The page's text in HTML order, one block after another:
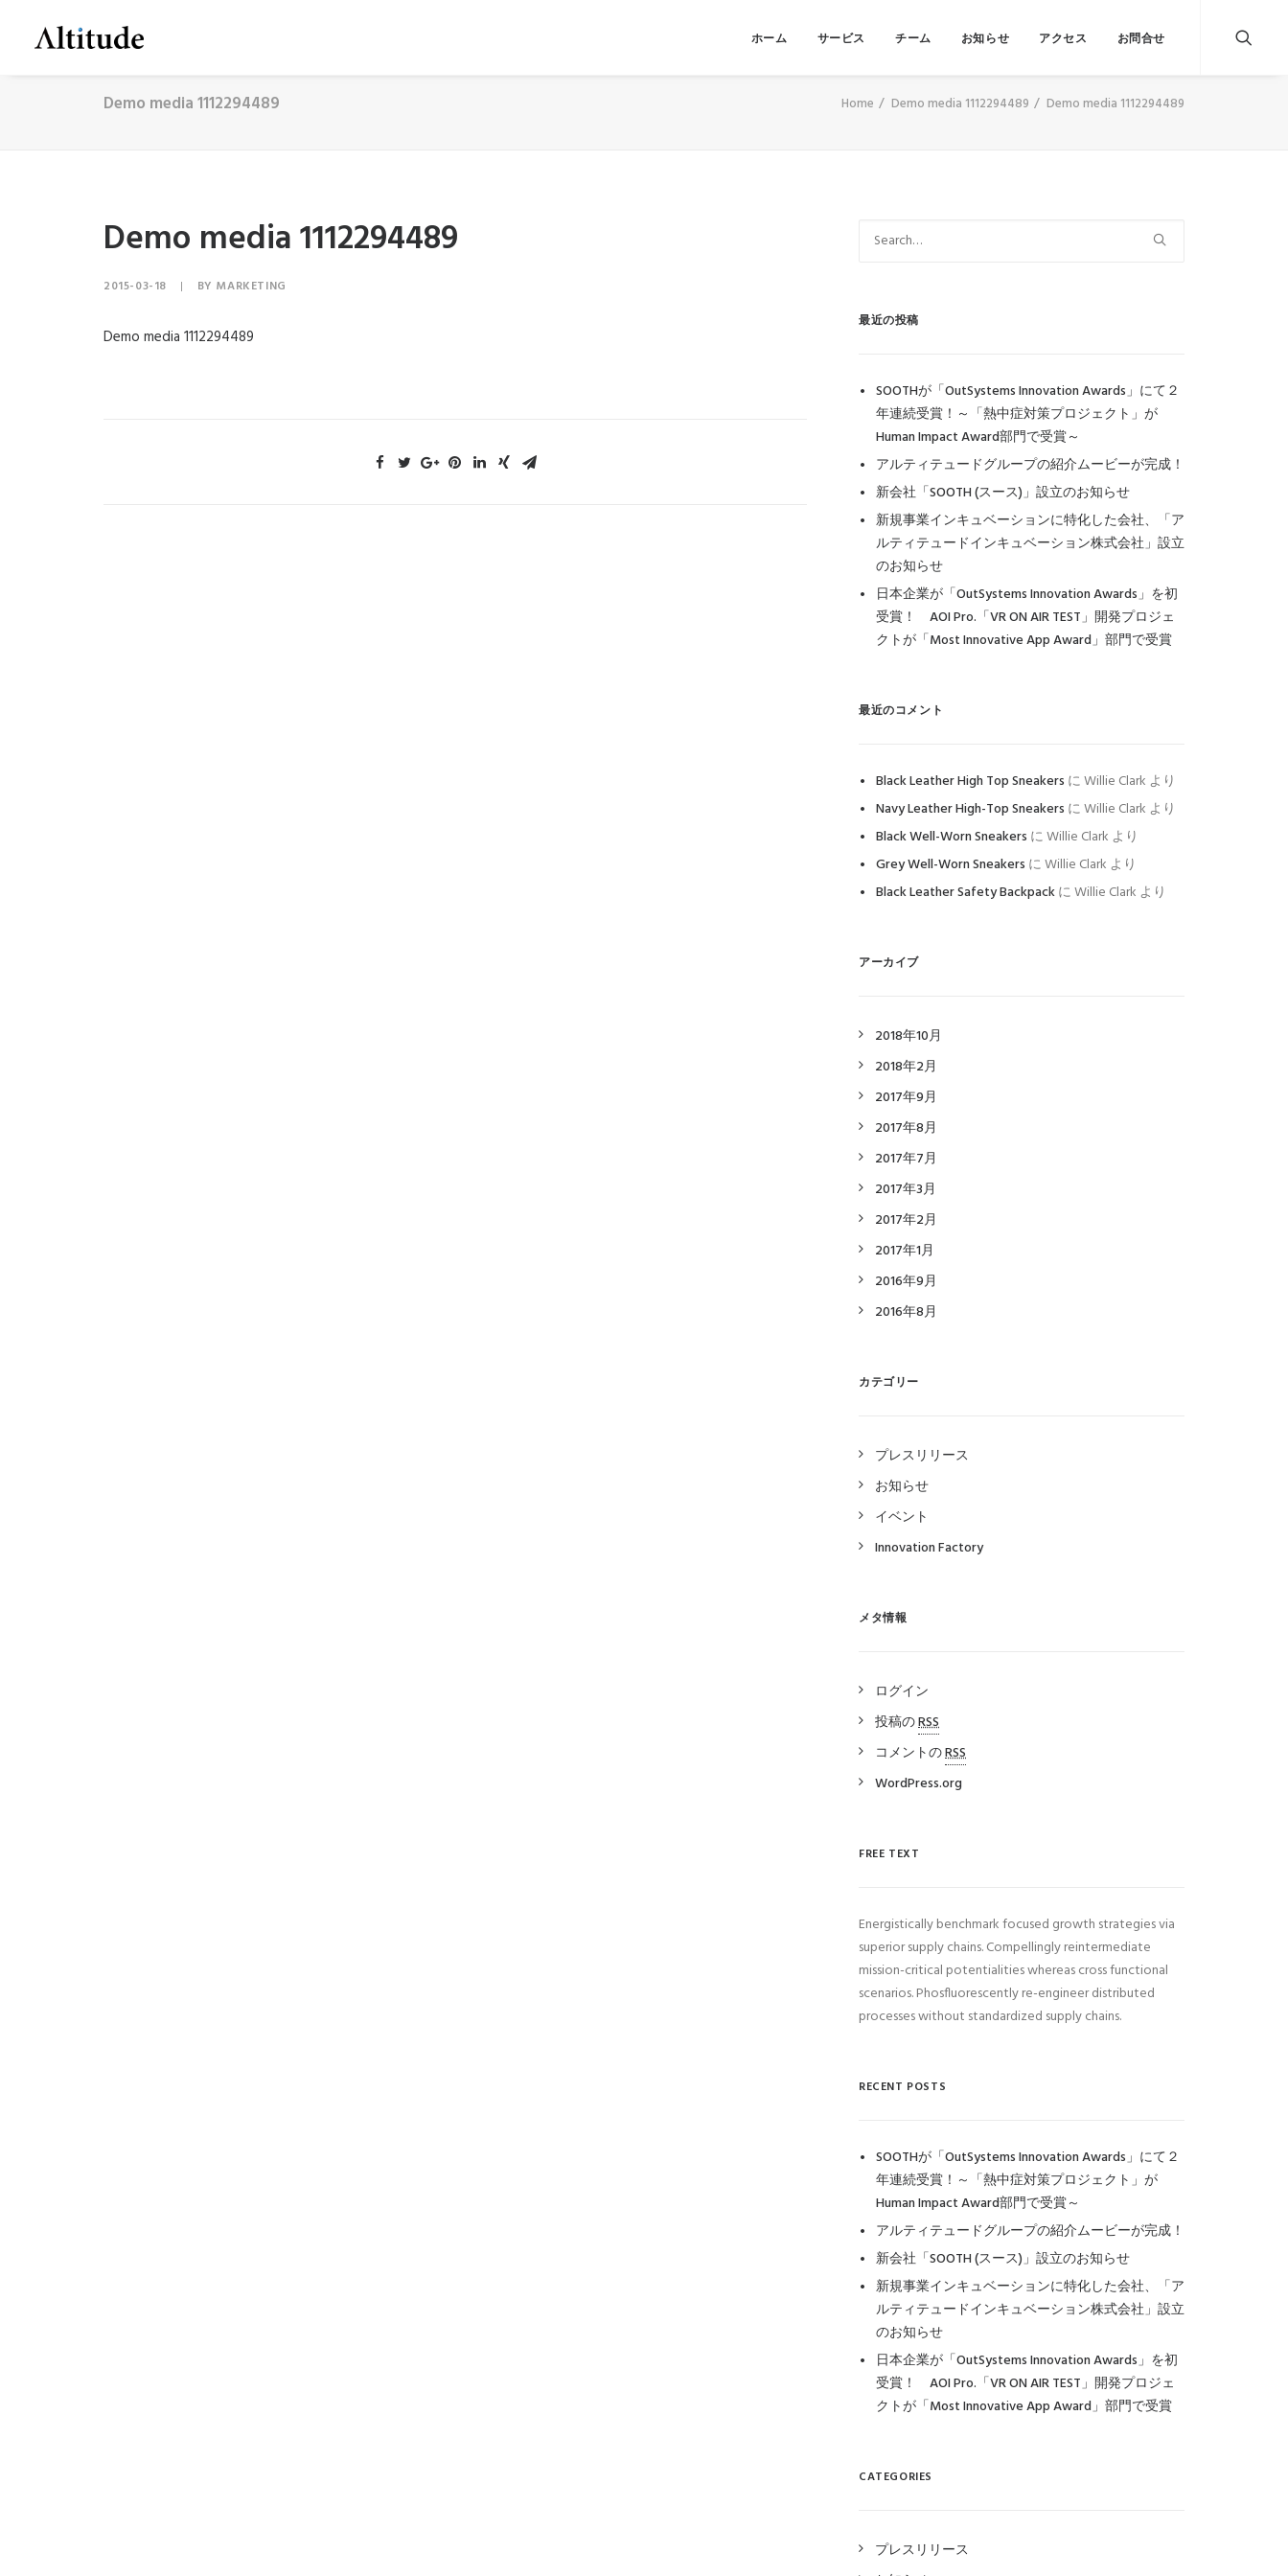
ホーム サービス チーム お知らせ アクセス お問合せ
Demo media 1112294489 Home Demo media 1112294489 Demo media 1112294489
Demo media 1112294489
2015-03-18 | BY MARKETING
Demo media 1112294489
最近の投稿
SOOTHが「OutSystems Innovation Awards」にて２
年連続受賞！～「熱中症対策プロジェクト」が
Human Impact Award部門で受賞～
アルティテュードグループの紹介ムービーが完成！
新会社「SOOTH (スース)」設立のお知らせ
新規事業インキュベーションに特化した会社、「ア
ルティテュードインキュベーション株式会社」設立
のお知らせ
日本企業が「OutSystems Innovation Awards」を初
受賞！ AOI Pro.「VR ON AIR TEST」開発プロジェ
クトが「Most Innovative App Award」部門で受賞
最近のコメント
Black Leather High Top Sneakers にWillie Clark より
Navy Leather High-Top Sneakers にWillie Clark より
Black Well-Worn Sneakers にWillie Clark より
Grey Well-Worn Sneakers にWillie Clark より
Black Leather Safety BackpackにWillie Clark より
アーカイブ
2018年10月
2018年2月
2017年9月
2017年8月
2017年7月
2017年3月
2017年2月
2017年1月
2016年9月
2016年8月
カテゴリー
プレスリリース
お知らせ
イベント
Innovation Factory
メタ情報
ログイン
投稿のRSS
コメントのRSS
WordPress.org
FREE TEXT
Energistically benchmark focused growth strategies via
superior supply chains. Compellingly reintermediate
mission-critical potentialities whereas cross functional
scenarios. Phosfluorescently re-engineer distributed
processes without standardized supply chains.
RECENT POSTS
SOOTHが「OutSystems Innovation Awards」にて２
年連続受賞！～「熱中症対策プロジェクト」が
Human Impact Award部門で受賞～
アルティテュードグループの紹介ムービーが完成！
新会社「SOOTH (スース)」設立のお知らせ
新規事業インキュベーションに特化した会社、「ア
ルティテュードインキュベーション株式会社」設立
のお知らせ
日本企業が「OutSystems Innovation Awards」を初
受賞！ AOI Pro.「VR ON AIR TEST」開発プロジェ
クトが「Most Innovative App Award」部門で受賞
CATEGORIES
プレスリリース